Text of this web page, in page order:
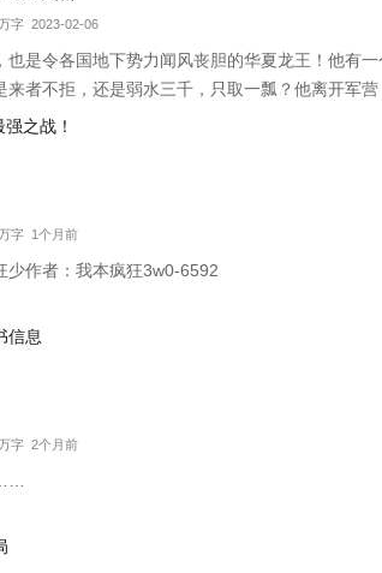
字 2023-02-06
也是令各国地下势力闻风丧胆的华夏龙王！他有
来者不拒，还是弱水三千，只取一瓢？他离开军
之战！
字 1个月前
少作者：我本疯狂3w0-6592
信息
字 2个月前